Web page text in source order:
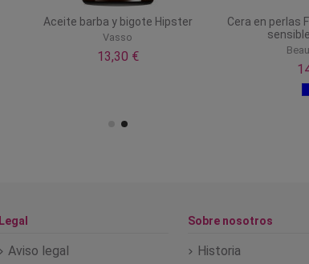
Aceite barba y bigote Hipster
Vasso
13,30 €
Cera en perlas
Legal
Aviso legal
Sobre nosotros
Historia